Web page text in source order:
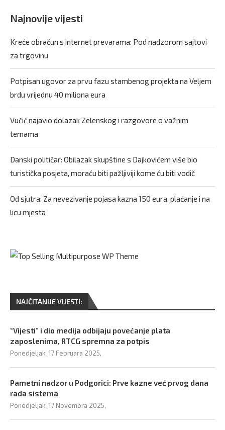
Najnovije vijesti
Kreće obračun s internet prevarama: Pod nadzorom sajtovi
za trgovinu
Potpisan ugovor za prvu fazu stambenog projekta na Veljem
brdu vrijednu 40 miliona eura
Vučić najavio dolazak Zelenskog i razgovore o važnim
temama
Danski političar: Obilazak skupštine s Dajkovićem više bio
turistička posjeta, moraću biti pažljiviji kome ću biti vodič
Od sjutra: Za nevezivanje pojasa kazna 150 eura, plaćanje i na
licu mjesta
NAJČITANIJE VIJESTI:
“Vijesti” i dio medija odbijaju povećanje plata
zaposlenima, RTCG spremna za potpis
Ponedjeljak, 17 Februara 2025,
Pametni nadzor u Podgorici: Prve kazne već prvog dana
rada sistema
Ponedjeljak, 17 Novembra 2025,